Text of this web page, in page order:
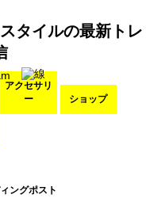
タイルの最新トレ
アクセサリ
ー
ショップ
ングポスト